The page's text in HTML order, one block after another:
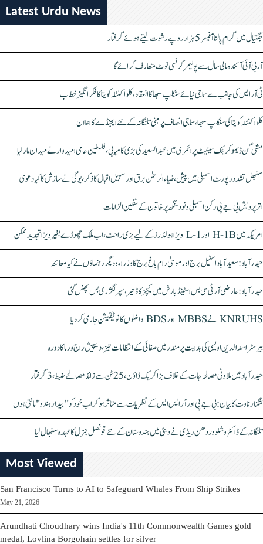
Latest Urdu News
جگتیال میں گرام پالنا آفیسر 5 ہزار روپے رشوت لیتے ہوئے گرفتار
آر بی آئی آئندہ مالی سال سے پولیمر کرنسی نوٹ متعارف کرائے گا
ٹی آر ایس کی جانب سے سماجی نیائے سنکلپ سبھا کا انعقاد، کلواکنٹلہ کویتا کا فکر انگیز خطاب
کلواکنٹلہ کویتا کی سنکلپ سبھا، سماجی انصاف پر مبنی تلنگانہ کے نئے ایجنڈے کا اعلان
مشی گن ڈیموکریٹک سینیٹ پرائمری میں عبدالسعید کی بڑی کامیابی، فلسطین حامی امیدوار نے میدان مار لیا
سنبھل تشدد رپورٹ اسمبلی میں پیش، ضیاء الرحمٰن برق اور سہیل اقبال کا ذکر، یوگی نے سازش کا کیا دعویٰ
اتر پردیش بی جے پی رکن اسمبلی ونود سنگھ پر خاتون کے سنگین الزامات
امریکہ میں H-1B اور L-1 ویزا ہولڈرز کے لیے بڑی راحت، اب ملک چھوڑے بغیر ویزا تجدید ممکن
حیدرآباد: سعیدآباد اسٹیل برج اور موسیٰ رام باغ برج کا وزراء و دیگر رہنماؤں نے کیا معائنہ
حیدرآباد: عارضی آر ٹی سی بس اسٹینڈ بارش میں کیچڑ کا ڈھیر، سپر لگژری بس پھنس گئی
KNRUHS نے MBBS اور BDS داخلوں کا نوٹیفکیشن جاری کر دیا
بیرسٹر اسدالدین اویسی کی ہدایت پر مندر میں صفائی کے انتظامات تیز، دیپیش راج ورما کا دورہ
حیدرآباد میں ملاوٹی مصالحہ جات کے خلاف بڑا کریک ڈاؤن، 25 ٹن سے زائد مصالحے ضبط، 3 گرفتار
کنگنا رناوت کا بیان: بی جے پی اور آر ایس ایس کے نظریات سے متاثر ہو کر اب خود کو "بیدار ہندو" مانتی ہوں
تلنگانہ کے ڈاکٹر وشنو وردھن ریڈی نے دبئی میں ہندوستان کے نئے قونصل جنرل کا عہدہ سنبھال لیا
Most Viewed
San Francisco Turns to AI to Safeguard Whales From Ship Strikes
May 21, 2026
Arundhati Choudhary wins India's 11th Commonwealth Games gold
medal, Lovlina Borgohain settles for silver